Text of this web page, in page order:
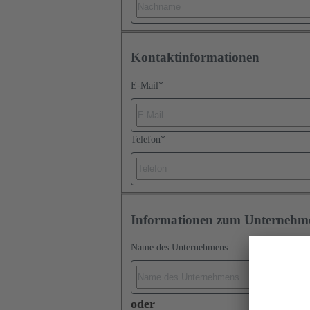
Kontaktinformationen
E-Mail *
Telefon*
Informationen zum
Name des Unternehmens
oder